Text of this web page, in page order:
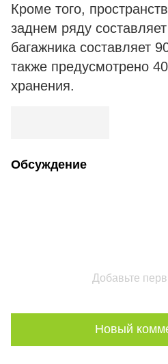
Кроме того,
заднем ряду
багажника составляет
также предусмотрено
хранения.
Обсуждение
Добавьте
Новый